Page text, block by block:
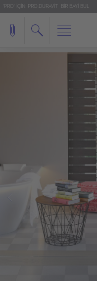
'PRO' IÇIN: PRO.DURAVIT BIR BAYI BUL